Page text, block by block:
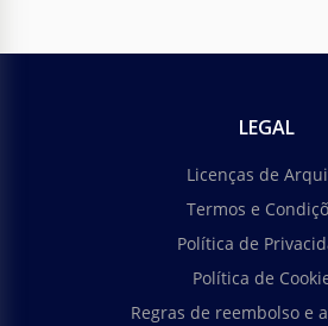
LEGAL
Licenças de
Termos e
Política de
Política de
Regras de reembolso e